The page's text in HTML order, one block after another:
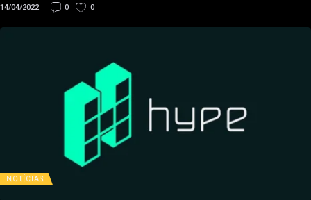
14/04/2022 0 0
NOTÍCIAS